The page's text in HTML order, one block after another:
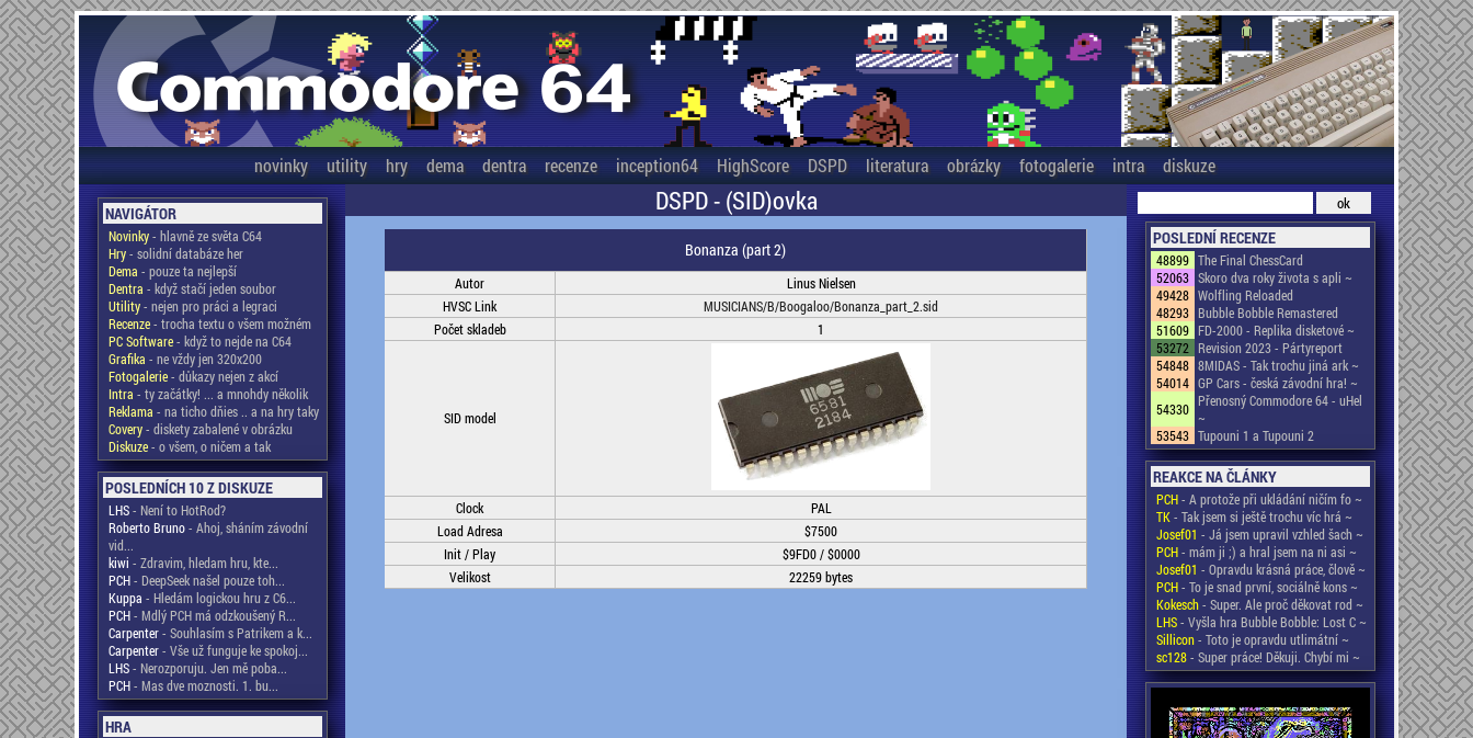
novinky utility hry dema dentra recenze inception64 HighScore DSPD literatura obrázky fotogalerie intra diskuze
NAVIGÁTOR
Novinky- hlavně ze světa C64
Hry- solidní databáze her
Dema - pouze ta nejlepší
Dentra - když stačí jeden soubor
Utility- nejen pro práci a legraci
Recenze- trocha textu o všem možném
PC Software- když to nejde na C64
Grafika - ne vždy jen 320x200
Fotogalerie- důkazy nejen z akcí
Intra - ty začátky! ... a mnohdy několik
Reklama - na ticho dňies .. a na hry taky
Covery- diskety zabalené v obrázku
Diskuze- o všem, o ničem a tak
POSLEDNÍCH 10 Z DISKUZE
LHS- Není to HotRod?
Roberto Bruno- Ahoj, sháním závodní
vid...
kiwi - Zdravim, hledam hru, kte...
PCH- DeepSeek našel pouze toh...
Kuppa - Hledám logickou hru z C6...
PCH- Mdlý PCH má odzkoušený R...
Carpenter- Souhlasím s Patrikem a k...
Carpenter- Vše už funguje ke spokoj...
LHS- Nerozporuju. Jen mě poba...
PCH- Mas dve moznosti. 1. bu...
HRA
DSPD - (SID)ovka
Bonanza (part 2)
Autor
Linus Nielsen
HVSC Link
MUSICIANS/B/Boogaloo/Bonanza_part_2.sid
Počet skladeb
1
SID model
Clock
PAL
Load Adresa
$7500
Init / Play
$9FD0 / $0000
Velikost
22259 bytes
POSLEDNÍ RECENZE
48899 The Final ChessCard
52063 Skoro dva roky života s apli ~
49428 Wolfling Reloaded
48293 Bubble Bobble Remastered
51609 FD-2000 - Replika disketové ~
53272 Revision 2023 - Pártyreport
54848 8MIDAS - Tak trochu jiná ark ~
54014 GP Cars - česká závodní hra! ~
54330 Přenosný Commodore 64 - uHel
~
53543 Tupouni 1 a Tupouni 2
REAKCE NA ČLÁNKY
PCH- A protože při ukládání ničím fo ~
TK- Tak jsem si ještě trochu víc hrá ~
Josef01 - Já jsem upravil vzhled šach ~
PCH- mám ji ;) a hral jsem na ni asi ~
Josef01 - Opravdu krásná práce, člově ~
PCH- To je snad první, sociálně kons ~
Kokesch- Super. Ale proč děkovat rod ~
LHS- Vyšla hra Bubble Bobble: Lost C ~
Sillicon- Toto je opravdu utlimátní ~
sc128- Super práce! Děkuji. Chybí mi ~